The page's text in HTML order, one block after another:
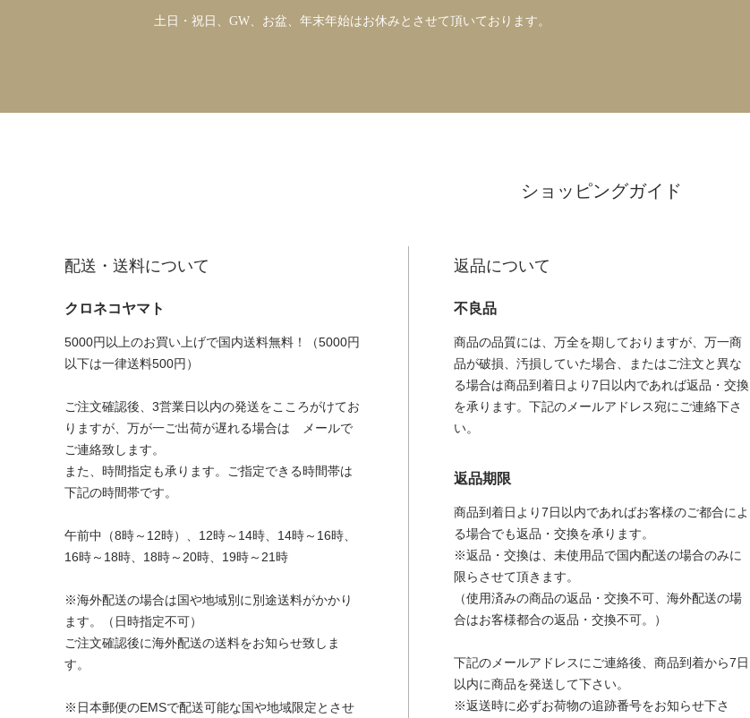
土日・祝日、GW、お盆、年末年始はお休みとさせて頂いております。
ショッピングガイド
配送・送料について
クロネコヤマト
5000円以上のお買い上げで国内送料無料！（5000円
以下は一律送料500円）
ご注文確認後、3営業日以内の発送をこころがけてお
りますが、万が一ご出荷が遅れる場合は メールで
ご連絡致します。
また、時間指定も承ります。ご指定できる時間帯は
下記の時間帯です。
午前中（8時～12時）、12時～14時、14時～16時、
16時～18時、18時～20時、19時～21時
※海外配送の場合は国や地域別に別途送料がかかり
ます。（日時指定不可）
ご注文確認後に海外配送の送料をお知らせ致しま
す。
※日本郵便のEMSで配送可能な国や地域限定とさせ
返品について
不良品
商品の品質には、万全を期しておりますが、万一商
品が破損、汚損していた場合、またはご注文と異な
る場合は商品到着日より7日以内であれば返品・交換
を承ります。下記のメールアドレス宛にご連絡下さ
い。
返品期限
商品到着日より7日以内であればお客様のご都合によ
る場合でも返品・交換を承ります。
※返品・交換は、未使用品で国内配送の場合のみに
限らさせて頂きます。
（使用済みの商品の返品・交換不可、海外配送の場
合はお客様都合の返品・交換不可。）
下記のメールアドレスにご連絡後、商品到着から7日
以内に商品を発送して下さい。
※返送時に必ずお荷物の追跡番号をお知らせ下さ